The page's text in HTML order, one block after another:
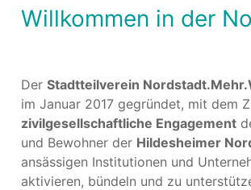
Willkommen in der
Der Stadtteilverein
im Januar 2017 gegründet, mit dem
zivilgesellschaftliche Engagement
und Bewohner der Hildesheimer
ansässigen Institutionen und
aktivieren, bündeln und zu